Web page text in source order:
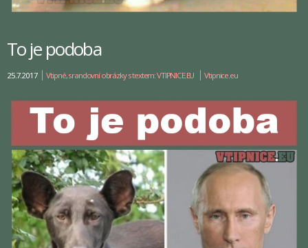
To je podoba
25.7.2017 Vtipné, srandovní obrázky s textem: VTIPNICE.EU Vtipnice.eu